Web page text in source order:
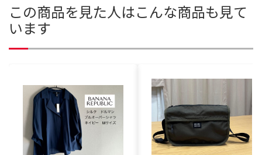
この商品を見た人はこんな商品も見て
います